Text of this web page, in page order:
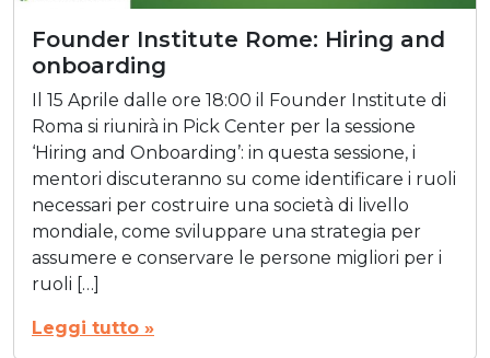
Founder Institute Rome: Hiring and
onboarding
Il 15 Aprile dalle ore 18:00 il Founder Institute di
Roma si riunirà in Pick Center per la sessione
‘Hiring and Onboarding’: in questa sessione, i
mentori discuteranno su come identificare i ruoli
necessari per costruire una società di livello
mondiale, come sviluppare una strategia per
assumere e conservare le persone migliori per i
ruoli […]
Leggi tutto »